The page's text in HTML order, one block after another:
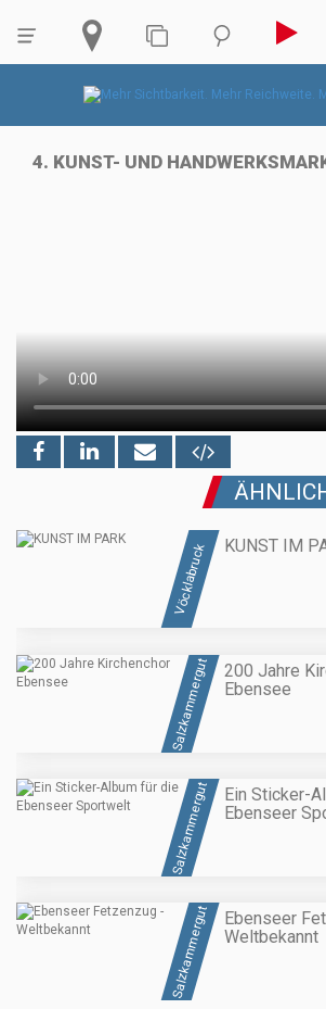
4. KUNST- UND
Vöcklabruck KUNST IM
Salzkammergut
200 Jahre
Ebensee
Salzkammergut
Ein Sticker-
Ebenseer
Salzkammergut
Ebenseer
Weltbekannt